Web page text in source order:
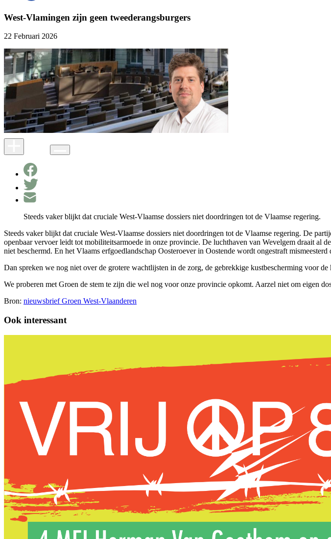
West-Vlamingen zijn geen tweederangsburgers
22 Februari 2026
Steeds vaker blijkt dat cruciale West-Vlaamse dossiers niet doordringen tot de Vlaamse regering.
Steeds vaker blijkt dat cruciale West-Vlaamse dossiers niet doordringen tot de Vlaamse regering. De
openbaar vervoer leidt tot mobiliteitsarmoede in onze provincie. De luchthaven van Wevelgem draait al
niet beschermd. En het Vlaams erfgoedlandschap Oosteroever in Oostende wordt ongestraft
Dan spreken we nog niet over de grotere wachtlijsten in de zorg, de gebrekkige kustbescherming voor
We proberen met Groen de stem te zijn die wel nog voor onze provincie opkomt. Aarzel niet om eigen
Bron: nieuwsbrief Groen West-Vlaanderen
Ook interessant